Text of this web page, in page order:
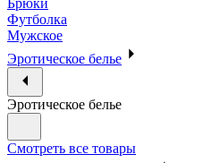
Брюки
Футболка
Мужское
Эротическое белье
Эротическое белье
Смотреть все товары